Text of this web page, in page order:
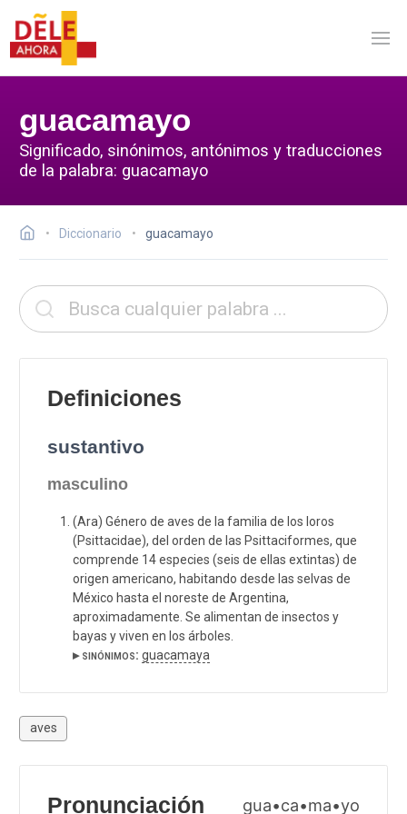
guacamayo
Significado, sinónimos, antónimos y traducciones
de la palabra: guacamayo
Diccionario guacamayo
Definiciones
sustantivo
masculino
(Ara) Género de aves de la familia de los loros
(Psittacidae), del orden de las Psittaciformes, que
comprende 14 especies (seis de ellas extintas) de
origen americano, habitando desde las selvas de
México hasta el noreste de Argentina,
aproximadamente. Se alimentan de insectos y
bayas y viven en los árboles.
▸ sinónimos: guacamaya
aves
Pronunciación gua•ca•ma•yo